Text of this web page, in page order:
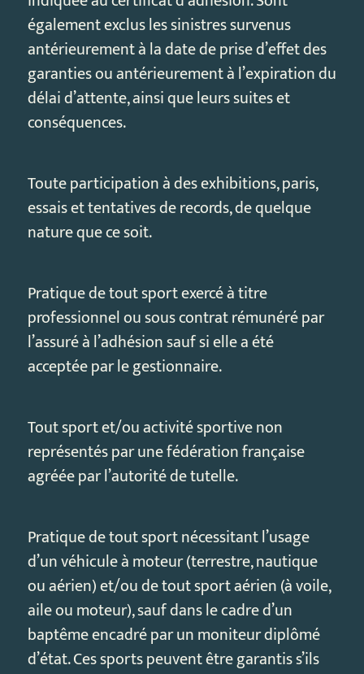
également exclus les sinistres survenus
antérieurement à la date de prise d’effet des
garanties ou antérieurement à l’expiration du
délai d’attente, ainsi que leurs suites et
conséquences.
Toute participation à des exhibitions, paris,
essais et tentatives de records, de quelque
nature que ce soit.
Pratique de tout sport exercé à titre
professionnel ou sous contrat rémunéré par
l’assuré à l’adhésion sauf si elle a été
acceptée par le gestionnaire.
Tout sport et/ou activité sportive non
représentés par une fédération française
agréée par l’autorité de tutelle.
Pratique de tout sport nécessitant l’usage
d’un véhicule à moteur (terrestre, nautique
ou aérien) et/ou de tout sport aérien (à voile,
aile ou moteur), sauf dans le cadre d’un
baptême encadré par un moniteur diplômé
d’état. Ces sports peuvent être garantis s’ils